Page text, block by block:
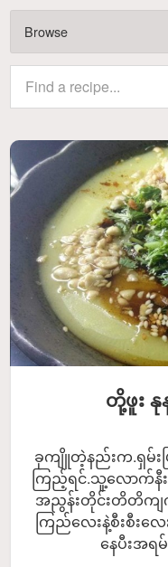
Browse
တို့ဖူး
ခုကျိူတဲ့နည်းက.ရှမ်း
ကြည့်ရင်.သူ့လောက်နီး
အညွန်းတိုင်းတိတိကျ
ကြည်လေးနဲ့စီးစီးလ
နေပီးအရ